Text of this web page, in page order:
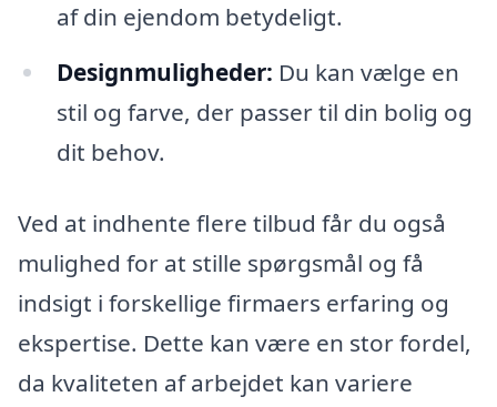
af din ejendom betydeligt.
Designmuligheder: Du kan vælge en
stil og farve, der passer til din bolig og
dit behov.
Ved at indhente flere tilbud får du også
mulighed for at stille spørgsmål og få
indsigt i forskellige firmaers erfaring og
ekspertise. Dette kan være en stor fordel,
da kvaliteten af arbejdet kan variere